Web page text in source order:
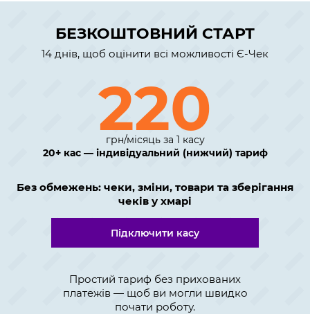
БЕЗКОШТОВНИЙ СТАРТ
14 днів, щоб оцінити всі можливості Є-Чек
220
грн/місяць за 1 касу
20+ кас — індивідуальний (нижчий) тариф
Без обмежень: чеки, зміни, товари та зберігання
чеків у хмарі
Підключити касу
Простий тариф без прихованих
платежів — щоб ви могли швидко
почати роботу.